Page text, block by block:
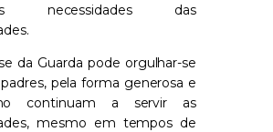
necessidades das
da Guarda pode orgulhar-se
pela forma generosa e
continuam a servir as
mesmo em tempos de